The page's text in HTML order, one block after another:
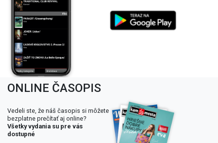
ONLINE ČASOPIS
Vedeli ste, že náš časopis si môžete
bezplatne prečítať aj online?
Všetky vydania su pre vás
dostupné